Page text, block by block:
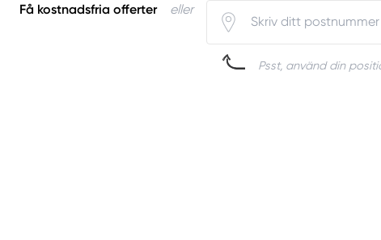
Få kostnadsfria offerter eller
Psst, använd din